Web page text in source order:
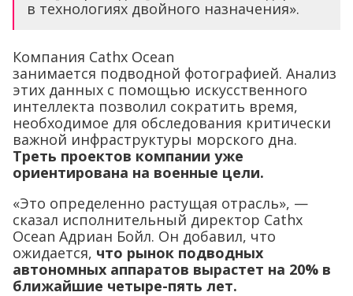
в технологиях двойного назначения».
Компания Cathx Ocean
занимается подводной фотографией. Анализ
этих данных с помощью искусственного
интеллекта позволил сократить время,
необходимое для обследования критически
важной инфраструктуры морского дна.
Треть проектов компании уже
ориентирована на военные цели.
«Это определенно растущая отрасль», —
сказал исполнительный директор Cathx
Ocean Адриан Бойл. Он добавил, что
ожидается, что рынок подводных
автономных аппаратов вырастет на 20% в
ближайшие четыре-пять лет.